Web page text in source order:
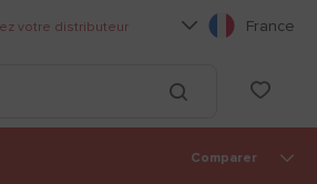
votre distributeur Choisissez votre
France
Lancer la
Comparer